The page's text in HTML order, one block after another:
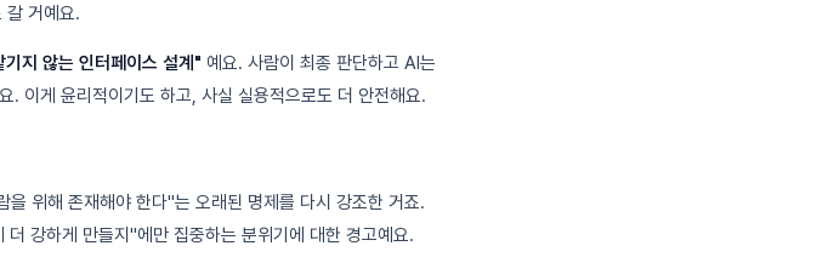
갈 거예요.
지 않는 인터페이스 설계" 예요. 사람이 최종 판단하고 AI는
게 윤리적이기도 하고, 사실 실용적으로도 더 안전해요.
위해 존재해야 한다"는 오래된 명제를 다시 강조한 거죠.
강하게 만들지"에만 집중하는 분위기에 대한 경고예요.